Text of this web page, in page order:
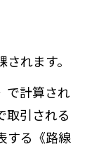
れます。
で計算され
取引される
する《路線